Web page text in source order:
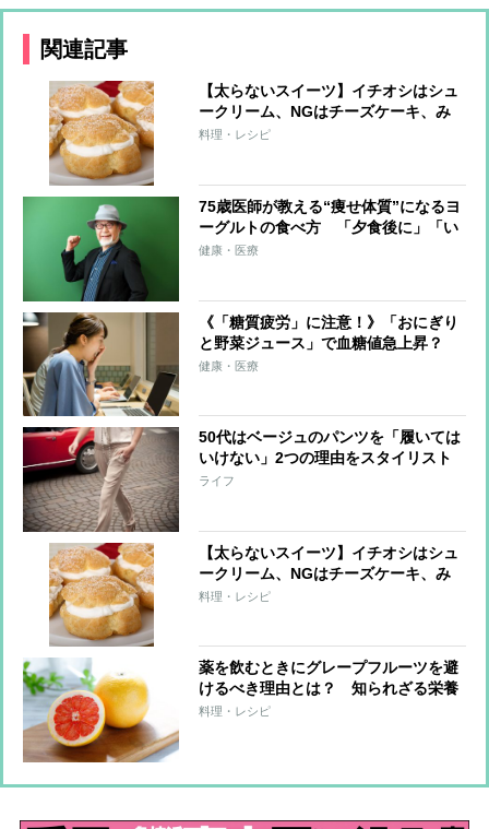
関連記事
【太らないスイーツ】イチオシはシュ
ークリーム、NGはチーズケーキ、み
たらし団子
料理・レシピ
75歳医師が教える“痩せ体質”になるヨ
ーグルトの食べ方 「夕食後に」「い
ろんな種類を」「切り干し大根をプラ
健康・医療
《「糖質疲労」に注意！》「おにぎり
と野菜ジュース」で血糖値急上昇？
「低GI食品のそばならOK」は誤解だ
健康・医療
50代はベージュのパンツを「履いては
いけない」2つの理由をスタイリスト
が解説
ライフ
【太らないスイーツ】イチオシはシュ
ークリーム、NGはチーズケーキ、み
たらし団子
料理・レシピ
薬を飲むときにグレープフルーツを避
けるべき理由とは？ 知られざる栄養
価やパスタレシピを野菜ソムリエプロ
料理・レシピ